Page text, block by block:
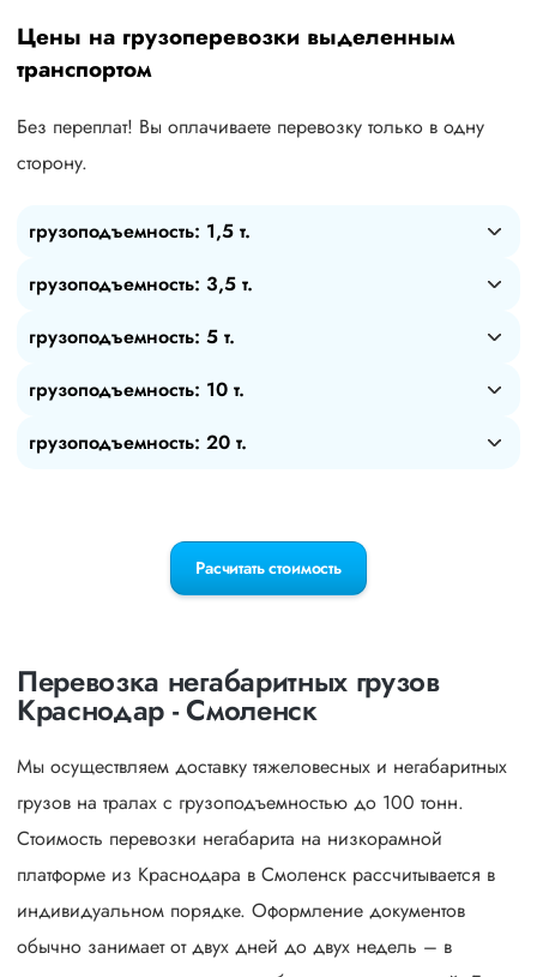
Цены на грузоперевозки выделенным
транспортом
Без переплат! Вы оплачиваете перевозку только в одну
сторону.
грузоподъемность: 1,5 т.
грузоподъемность: 3,5 т.
грузоподъемность: 5 т.
грузоподъемность: 10 т.
грузоподъемность: 20 т.
Расчитать стоимость
Перевозка негабаритных грузов
Краснодар - Смоленск
Мы осуществляем доставку тяжеловесных и негабаритных
грузов на тралах с грузоподъемностью до 100 тонн.
Стоимость перевозки негабарита на низкорамной
платформе из Краснодара в Смоленск рассчитывается в
индивидуальном порядке. Оформление документов
обычно занимает от двух дней до двух недель – в